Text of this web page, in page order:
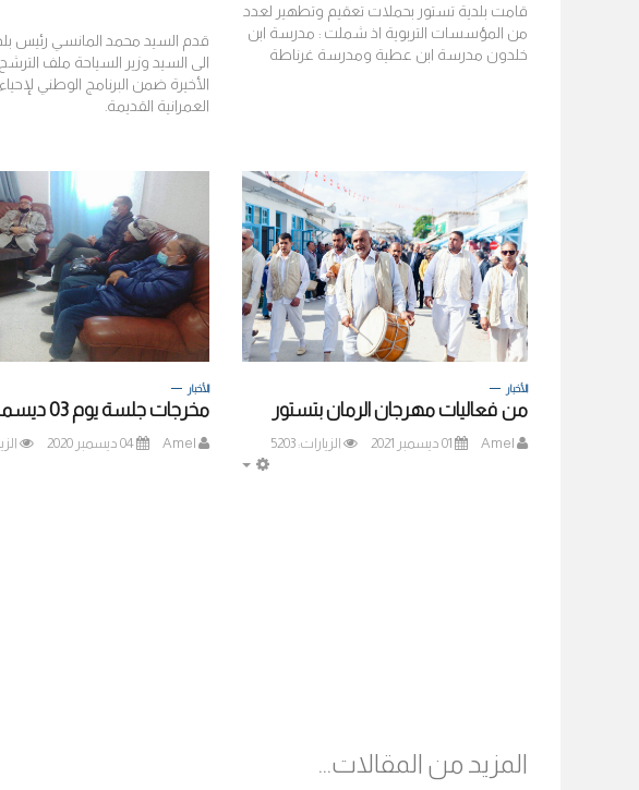
قامت بلدية تستور بحملات تعقيم وتطهير لعدد
من المؤسسات التربوية اذ شملت : مدرسة ابن
خلدون مدرسة ابن عطية ومدرسة غرناطة
قدم السيد محمد المانسي رئيس
الى السيد وزير السياحة ملف
الأخيرة ضمن البرنامج الوطني لإحياء
العمرانية القديمة.
الأخبار
من فعاليات مهرجان الرمان بتستور
Amel 01 ديسمبر 2021 الزيارات: 5203
الأخبار
مخرجات جلسة يوم 03 ديسمبر 2020
Amel 04 ديسمبر 2020
المزيد من المقالات...